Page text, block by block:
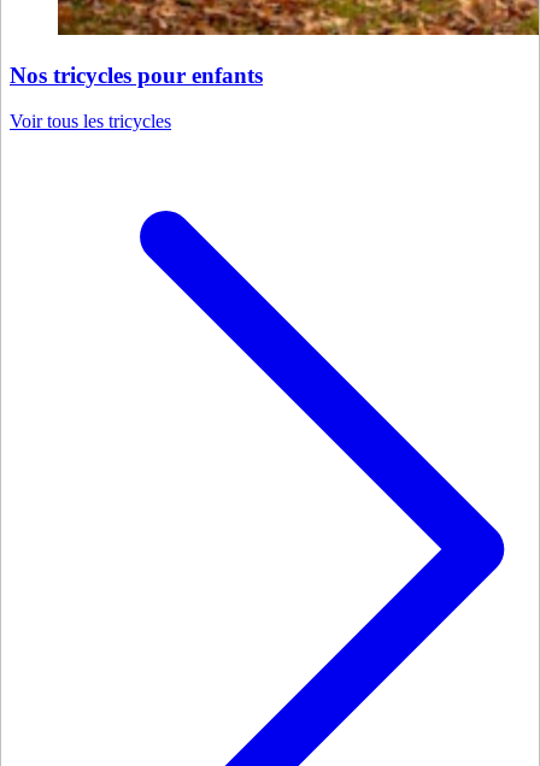
Nos tricycles pour enfants
Voir tous les tricycles